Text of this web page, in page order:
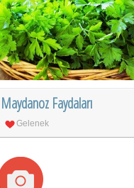
Maydanoz Faydaları
Gelenek